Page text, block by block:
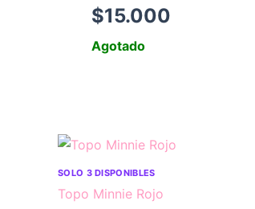
$15.000
Agotado
SOLO 3 DISPONIBLES
Topo Minnie Rojo